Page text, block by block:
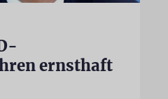
ernsthaft